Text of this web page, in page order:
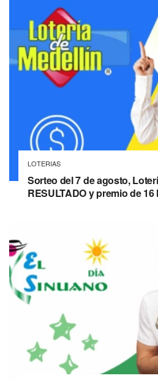
LOTERIAS
Sorteo del 7 de agosto,
RESULTADO y premio de 16